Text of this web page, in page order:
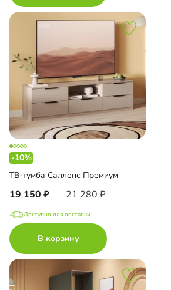
-10%
ТВ-тумба Салленс Премиум
19 150 21 280
Доступно для доставки
В корзину